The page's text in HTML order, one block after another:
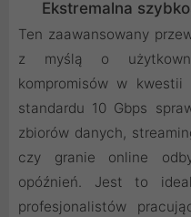
Ekstremalna
Ten zaawansowany
z myślą o
kompromisów w kwestii
standardu 10 Gbps
zbiorów danych,
czy granie online
opóźnień. Jest to
profesjonalistów